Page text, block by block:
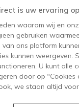
is uw ervaring
waarom wij en
gebruiken
ons platform
kunnen weergeven.
U kunt alle
door op "Cookies
we staan altijd